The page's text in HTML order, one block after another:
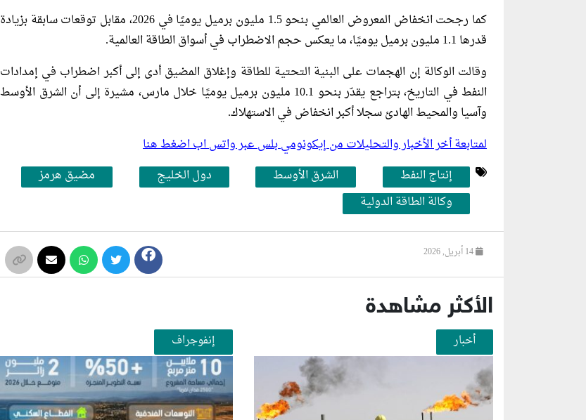
كما رجحت انخفاض المعروض العالمي بنحو 1.5 مليون برميل يوميًا في 2026، مقابل توقعات سابقة بزيادة
قدرها 1.1 مليون برميل يوميًا، ما يعكس حجم الاضطراب في أسواق الطاقة العالمية.
وقالت الوكالة إن الهجمات على البنية التحتية للطاقة وإغلاق المضيق أدى إلى أكبر اضطراب في إمدادات
النفط في التاريخ، بتراجع يقدّر بنحو 10.1 مليون برميل يوميًا خلال مارس، مشيرة إلى أن الشرق الأوسط
وآسيا والمحيط الهادئ سجلا أكبر انخفاض في الاستهلاك.
لمتابعة أخر الأخبار والتحليلات من إيكونومي بلس عبر واتس اب اضغط هنا
إنتاج النفط
الشرق الأوسط دول الخليج
مضيق هرمز
وكالة الطاقة الدولية
الأكثر مشاهدة
أخبار إنفوجراف